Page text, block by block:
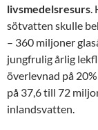
livsmedelsresurs.
sötvatten skulle
– 360 miljoner
jungfrulig årlig
överlevnad på
på 37,6 till 72
inlandsvatten.